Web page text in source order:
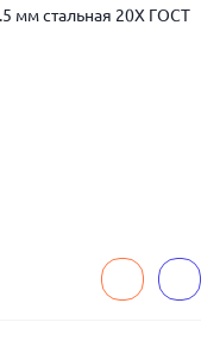
мм стальная 20Х ГОСТ